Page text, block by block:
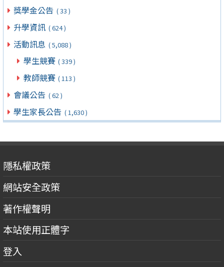
獎學金公告 ( 33 )
升學資訊 ( 624 )
活動訊息 ( 5,088 )
學生競賽 ( 339 )
教師競賽 ( 113 )
會議公告 ( 62 )
學生家長公告 ( 1,630 )
隱私權政策
網站安全政策
著作權聲明
本站使用正體字
登入